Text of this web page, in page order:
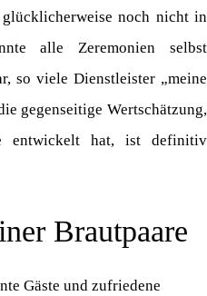
noch nicht in
alle Zeremonien selbst
so viele Dienstleister „meine
gegenseitige Wertschätzung,
hat, ist definitiv
Brautpaare
Gäste und zufriedene